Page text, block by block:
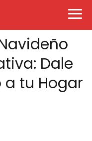
Dale
a tu Hogar